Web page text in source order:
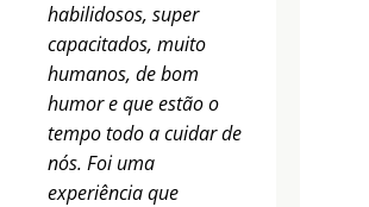
habilidosos, super
capacitados, muito
humanos, de bom
humor e que estão o
tempo todo a cuidar de
nós. Foi uma
experiência que